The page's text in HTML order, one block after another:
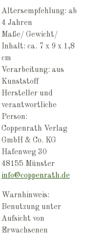
Altersempfehlung: ab
4 Jahren
Maße/ Gewicht/
Inhalt: ca. 7 x 9 x 1,8
cm
Verarbeitung: aus
Kunststoff
Hersteller und
verantwortliche
Person:
Coppenrath Verlag
GmbH & Co. KG
Hafenweg 30
48155 Münster
info@coppenrath.de
Warnhinweis:
Benutzung unter
Aufsicht von
Erwachsenen